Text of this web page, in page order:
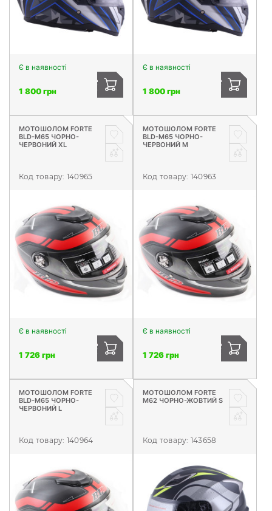
Є в наявності
1 800 грн
Є в наявності
1 800 грн
МОТОШОЛОМ FORTE
BLD-M65 ЧОРНО-
ЧЕРВОНИЙ XL
Код товару: 140965
Є в наявності
1 726 грн
МОТОШОЛОМ FORTE
BLD-M65 ЧОРНО-
ЧЕРВОНИЙ M
Код товару: 140963
Є в наявності
1 726 грн
МОТОШОЛОМ FORTE
BLD-M65 ЧОРНО-
ЧЕРВОНИЙ L
Код товару: 140964
МОТОШОЛОМ FORTE
М62 ЧОРНО-ЖОВТИЙ S
Код товару: 143658